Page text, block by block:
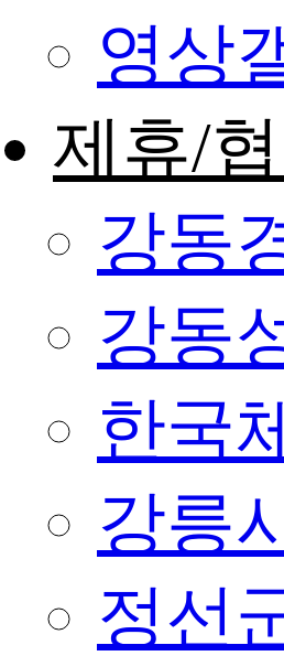
영상
제휴/
강동
강동
한국
강릉
정선